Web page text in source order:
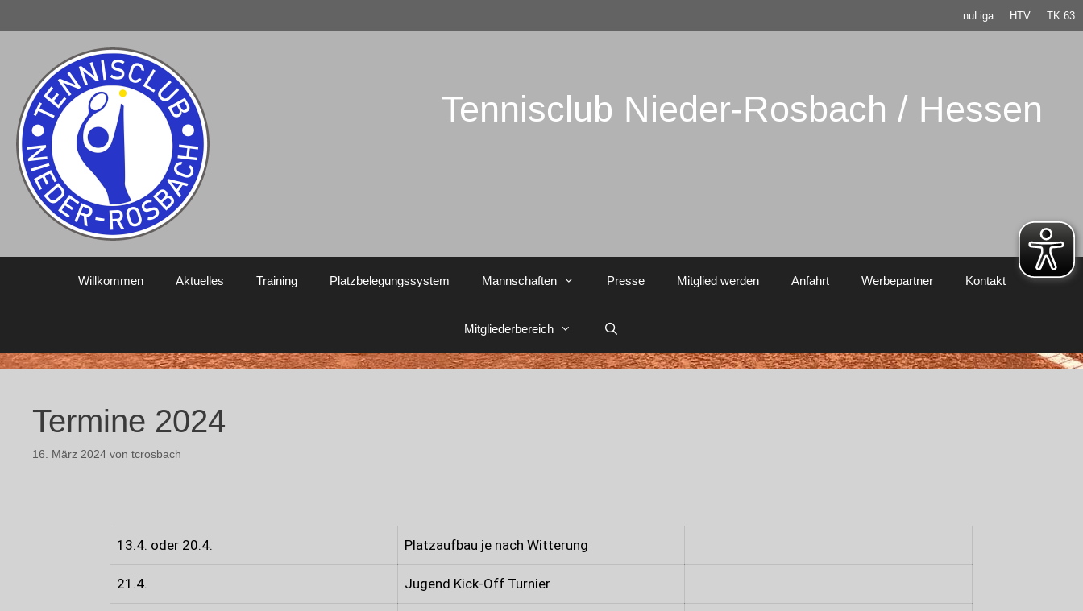
nuLiga HTV TK 63
Tennisclub Nieder-Rosbach / Hessen
Willkommen Aktuelles Training Platzbelegungssystem Mannschaften Presse Mitglied werden Anfahrt Werbepartner Kontakt
Mitgliederbereich
Termine 2024
16. März 2024 von tcrosbach
13.4. oder 20.4. Platzaufbau je nach Witterung
21.4. Jugend Kick-Off Turnier